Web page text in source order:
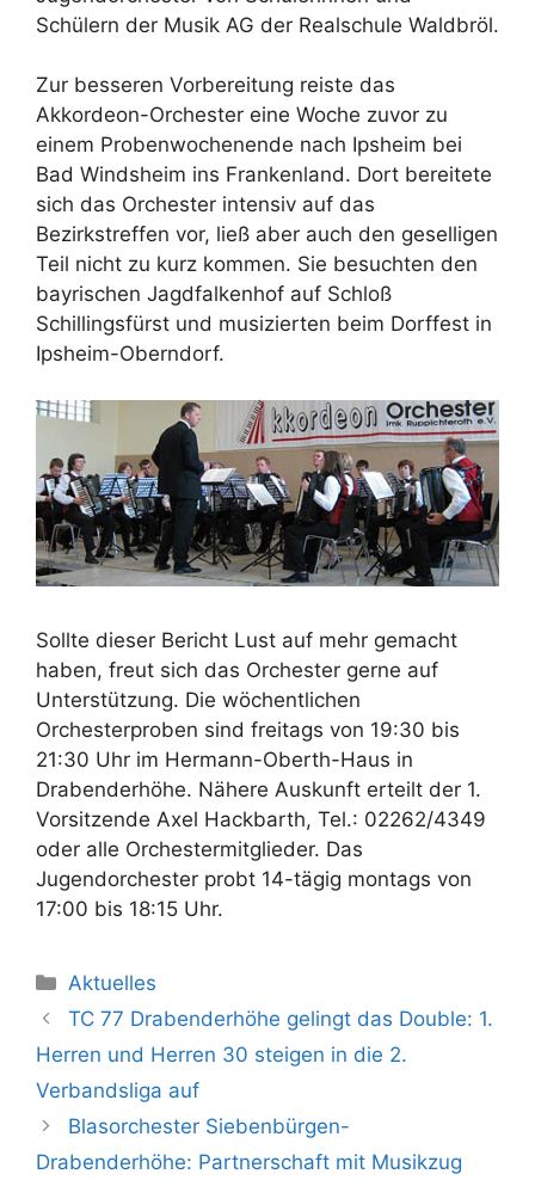
Schülern der Musik AG der Realschule Waldbröl.
Zur besseren Vorbereitung reiste das
Akkordeon-Orchester eine Woche zuvor zu
einem Probenwochenende nach Ipsheim bei
Bad Windsheim ins Frankenland. Dort bereitete
sich das Orchester intensiv auf das
Bezirkstreffen vor, ließ aber auch den geselligen
Teil nicht zu kurz kommen. Sie besuchten den
bayrischen Jagdfalkenhof auf Schloß
Schillingsfürst und musizierten beim Dorffest in
Ipsheim-Oberndorf.
Sollte dieser Bericht Lust auf mehr gemacht
haben, freut sich das Orchester gerne auf
Unterstützung. Die wöchentlichen
Orchesterproben sind freitags von 19:30 bis
21:30 Uhr im Hermann-Oberth-Haus in
Drabenderhöhe. Nähere Auskunft erteilt der 1.
Vorsitzende Axel Hackbarth, Tel.: 02262/4349
oder alle Orchestermitglieder. Das
Jugendorchester probt 14-tägig montags von
17:00 bis 18:15 Uhr.
Kategorien
Aktuelles
TC 77 Drabenderhöhe gelingt das Double: 1.
Herren und Herren 30 steigen in die 2.
Verbandsliga auf
Blasorchester Siebenbürgen-
Drabenderhöhe: Partnerschaft mit Musikzug